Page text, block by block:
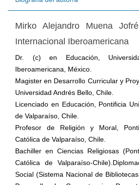
Mirko Alejandro Muena
Internacional Iberoamericana
Dr. (c) en Educación,
Iberoamericana, México.
Magister en Desarrollo Curricular y
Universidad Andrés Bello, Chile.
Licenciado en Educación, Pontificia
de Valparaíso, Chile.
Profesor de Religión y Moral,
Católica de Valparaíso, Chile.
Bachiller en Ciencias Religiosas
Católica de Valparaíso-
Social (Sistema Nacional de